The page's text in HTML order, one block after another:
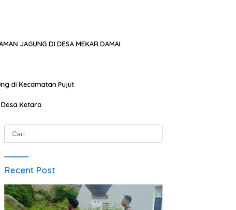
JAGUNG DI DESA MEKAR DAMAI
di Kecamatan Pujut
Ketara
Cari
untuk:
Recent Post